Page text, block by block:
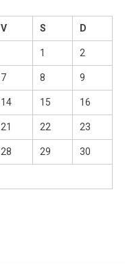
V S D
1 2
7 8 9
14 15 16
21 22 23
28 29 30